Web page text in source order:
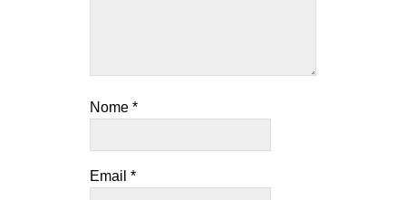
Nome *
Email *